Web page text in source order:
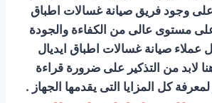
وجود فريق صيانة غسالات اطباق
مستوى عالى من الكفاءة والجودة
عملاء صيانة غسالات اطباق ايديال
لابد من التذكير على ضرورة قراءة
كل المزايا التى يقدمها الجهاز .